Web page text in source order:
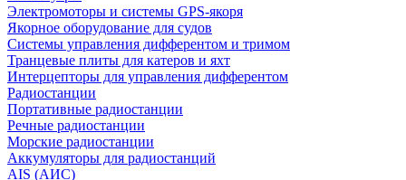
Электромоторы и системы GPS-якоря
Якорное оборудование для судов
Системы управления дифферентом и тримом
Транцевые плиты для катеров и яхт
Интерцепторы для управления дифферентом
Радиостанции
Портативные радиостанции
Речные радиостанции
Морские радиостанции
Аккумуляторы для радиостанций
AIS (АИС)